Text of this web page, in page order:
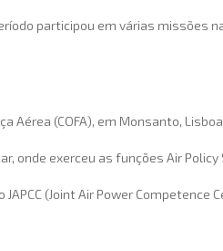
participou em várias missões
Aérea (COFA), em Monsanto,
onde exerceu as funções Air
(Joint Air Power Competence